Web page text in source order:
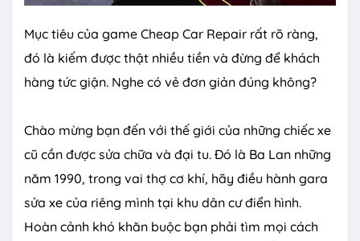
Mục tiêu của game Cheap Car Repair rất rõ ràng,
đó là kiếm được thật nhiều tiền và đừng để khách
hàng tức giận. Nghe có vẻ đơn giản đúng không?
Chào mừng bạn đến với thế giới của những chiếc xe
cũ cần được sửa chữa và đại tu. Đó là Ba Lan những
năm 1990, trong vai thợ cơ khí, hãy điều hành gara
sửa xe của riêng mình tại khu dân cư điển hình.
Hoàn cảnh khó khăn buộc bạn phải tìm mọi cách